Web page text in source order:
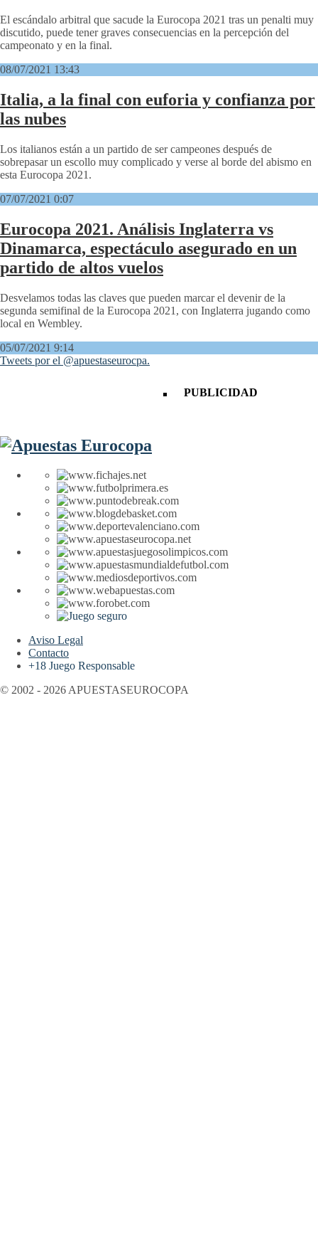
El escándalo arbitral que sacude la Eurocopa 2021 tras un penalti muy
discutido, puede tener graves consecuencias en la percepción del
campeonato y en la final.
08/07/2021 13:43
Italia, a la final con euforia y confianza por
las nubes
Los italianos están a un partido de ser campeones después de
sobrepasar un escollo muy complicado y verse al borde del abismo en
esta Eurocopa 2021.
07/07/2021 0:07
Eurocopa 2021. Análisis Inglaterra vs
Dinamarca, espectáculo asegurado en un
partido de altos vuelos
Desvelamos todas las claves que pueden marcar el devenir de la
segunda semifinal de la Eurocopa 2021, con Inglaterra jugando como
local en Wembley.
05/07/2021 9:14
Tweets por el @apuestaseurocpa.
PUBLICIDAD
Aviso Legal
Contacto
+18 Juego Responsable
© 2002 - 2026 APUESTASEUROCOPA